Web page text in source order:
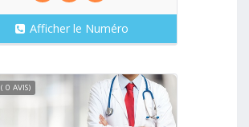
Afficher le Numéro
Voir
( 0 AVIS)